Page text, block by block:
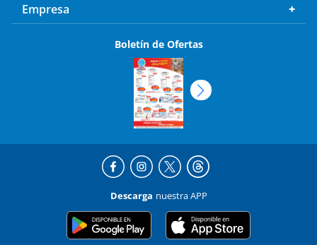
Empresa
Boletín de Ofertas
Descarga nuestra APP